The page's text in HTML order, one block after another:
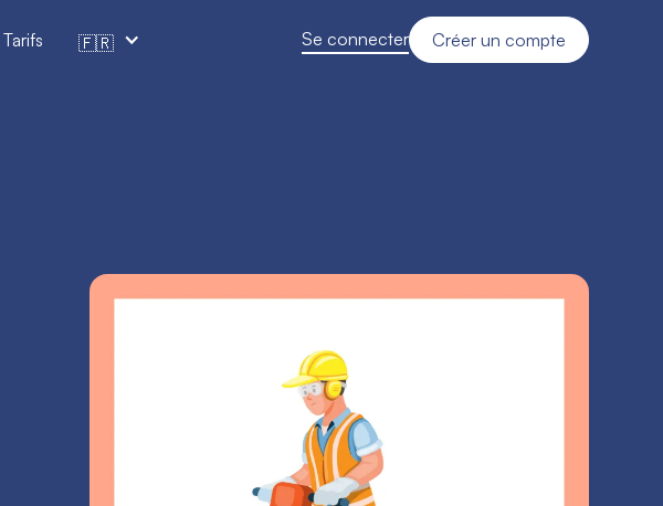
Tarifs 🇫🇷 Se connecter Créer un compte